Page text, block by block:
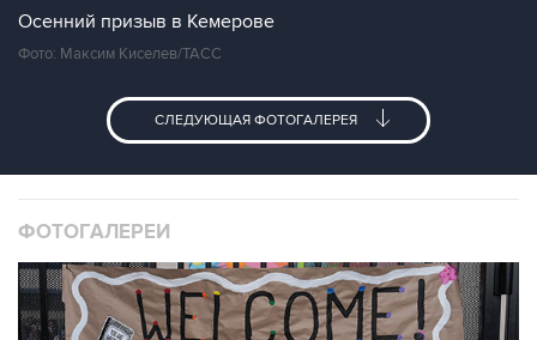
Осенний призыв в Кемерове
Фото: Максим Киселев/ТАСС
СЛЕДУЮЩАЯ ФОТОГАЛЕРЕЯ
ФОТОГАЛЕРЕИ